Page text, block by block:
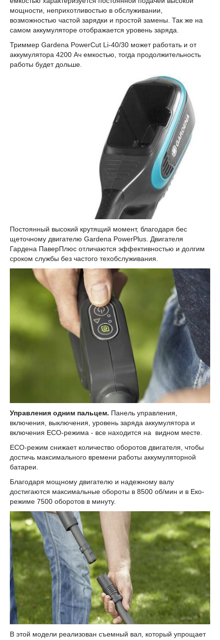
мощности, неприхотливостью в обслуживании,
возможностью частой зарядки и простой замены. Так же на
самом аккумуляторе отображается уровень заряда.
Триммер Gardena PowerCut Li-40/30 может работать и от
аккумулятора 4200 Ач емкостью, тогда продолжительность
работы будет дольше.
Постоянный высокий крутящий момент, благодаря бес
щеточному двигателю Gardena PowerPlus. Двигателя
Гардена ПаверПлюс отличаются эффективностью и долгим
сроком службы без частого техобслуживания.
Управления одним пальцем. Панель управления,
включения, выключения, уровень заряда аккумулятора и
включения ECO-режима - все находится на видном месте.
ECO-режим снижает количество оборотов двигателя, чтобы
достичь максимального времени работы аккумуляторной
батареи.
Благодаря мощному двигателю и надежному валу
достигаются максимальные обороты в 8500 об/мин и в Еко-
режиме 7500 оборотов в минуту.
В этой модели реализован съемный вал, который упрощает